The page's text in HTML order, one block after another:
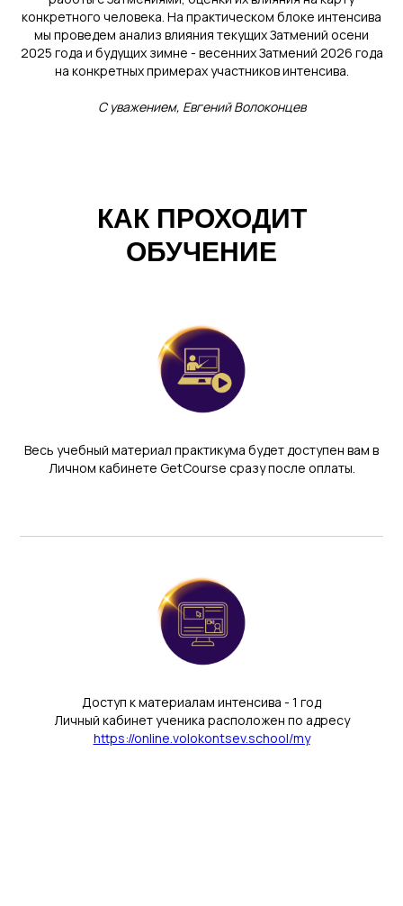
конкретного человека. На практическом блоке интенсива
мы проведем анализ влияния текущих Затмений осени
2025 года и будущих зимне - весенних Затмений 2026 года
на конкретных примерах участников интенсива.
С уважением, Евгений Волоконцев
КАК ПРОХОДИТ
ОБУЧЕНИЕ
Весь учебный материал практикума будет доступен вам в
Личном кабинете GetCourse сразу после оплаты.
Доступ к материалам интенсива - 1 год
Личный кабинет ученика расположен по адресу
https://online.volokontsev.school/my